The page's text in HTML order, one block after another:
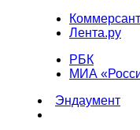
Лента.ру
РБК
МИА
Эндаумент